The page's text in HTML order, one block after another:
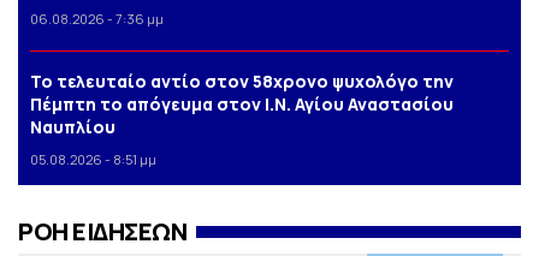
06.08.2026 - 7:36 μμ
Το τελευταίο αντίο στον 58χρονο ψυχολόγο την
Πέμπτη το απόγευμα στον Ι.Ν. Αγίου Αναστασίου
Ναυπλίου
05.08.2026 - 8:51 μμ
ΡΟΗ ΕΙΔΗΣΕΩΝ